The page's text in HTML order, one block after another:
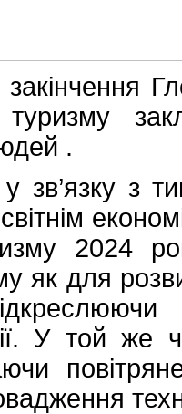
.
у зв’язку з
2024
як для
У той же